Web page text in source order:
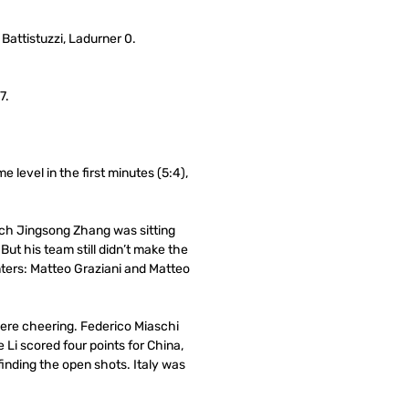
Battistuzzi, Ladurner 0.
level in the first minutes (5:4),
Jingsong Zhang was sitting
his team still didn’t make the
Matteo Graziani and Matteo
cheering. Federico Miaschi
scored four points for China,
the open shots. Italy was